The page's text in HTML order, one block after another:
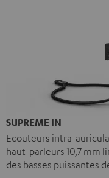
SUPREME IN
Ecouteurs intra-
haut-parleurs 10,7 mm
des basses puissantes